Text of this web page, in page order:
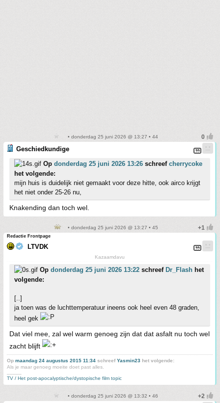
• donderdag 25 juni 2026 @ 13:27 • 44
Geschiedkundige
Op donderdag 25 juni 2026 13:26 schreef cherrycoke
het volgende:
mijn huis is duidelijk niet gemaakt voor deze hitte, ook airco krijgt
het niet onder 25-26 nu,
Knakending dan toch wel.
• donderdag 25 juni 2026 @ 13:27 • 45
Redactie Frontpage
LTVDK
Kazaamdavu
Op donderdag 25 juni 2026 13:22 schreef Dr_Flash het
volgende:
[..]
ja toen was de luchttemperatuur ineens ook heel even 48 graden,
heel gek
Dat viel mee, zal wel warm genoeg zijn dat dat asfalt nu toch wel
zacht blijft
Op maandag 24 augustus 2015 11:34 schreefYasmin23 het volgende:
Als je maar genoeg moeite doet past alles.
TV / Het post-apocalyptische/dystopische film topic
• donderdag 25 juni 2026 @ 13:32 • 46